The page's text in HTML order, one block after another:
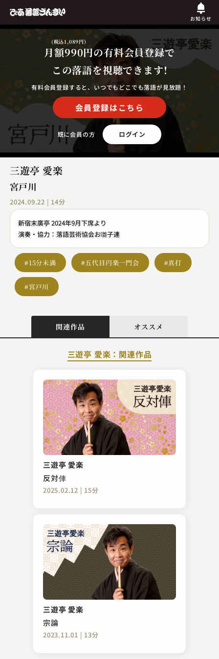
お知らせ
月額990円
(税込1,089円)
の有料会員登録で
この落語を視聴できます!
有料会員登録すると、いつでもどこでも落語が見放題！
会員登録はこちら
既に会員の方 ログイン
三遊亭 愛楽
宮戸川
2024.09.22 | 14分
新宿末廣亭 2024年9月下席より
演奏・協力：落語芸術協会お囃子連
#15分未満 #五代目円楽一門会 #真打
#宮戸川
関連作品 オススメ
三遊亭 愛楽：関連作品
三遊亭 愛楽
反対俥
2025.02.12 | 15分
三遊亭 愛楽
宗論
2023.11.01 | 13分
金原亭 生駒
初天神
2023.07.20 | 14分
三遊亭 天どん
幽霊のいる家
2024.04.10 | 12分